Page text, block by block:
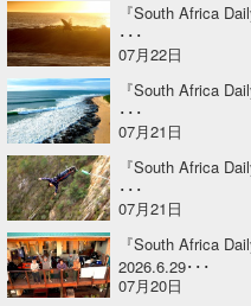
『South Africa
･･･
07月22日
『South Africa
･･･
07月21日
『South Africa
･･･
07月21日
『South Africa
2026.6.29･･･
07月20日
DELTA FORCE SURF
CBA Films
熊谷素子
進士剛光
田原啓江
植村未来
NOBUFUKU
大野”MAR”修聖
喜納海人
Aichan
chan-U
ECE
G◎Da
H
KID